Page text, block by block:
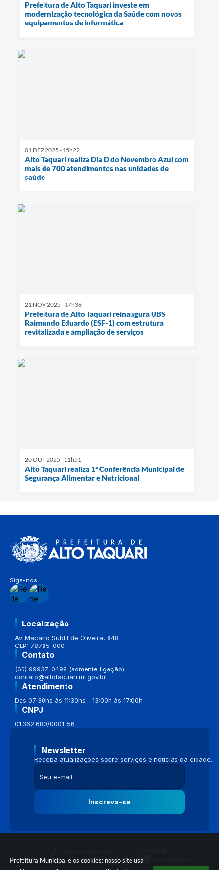
Prefeitura Municipal e os cookies: nosso site usa
Prefeitura de Alto Taquari investe em
modernização tecnológica da Saúde com novos
equipamentos de informática
01 DEZ 2025 - 15h22
Alto Taquari realiza Dia D do Novembro Azul com
mais de 700 atendimentos nas unidades de
saúde
21 NOV 2025 - 17h38
Prefeitura de Alto Taquari reinaugura UBS
Raimundo Eduardo (ESF-1) com estrutura
revitalizada e ampliação de serviços
20 OUT 2025 - 11h51
Alto Taquari realiza 1ª Conferência Municipal de
Segurança Alimentar e Nutricional
Siga-nos
Localização
Av. Macario Subtil de Oliveira, 848
CEP: 78785-000
Contato
(66) 99937-0499 (somente ligação)
contato@altotaquari.mt.gov.br
Atendimento
Das 07:30hs às 11:30hs - 13:00h às 17:00h
CNPJ
01.362.680/0001-56
Newsletter
Receba atualizações sobre serviços e notícias da cidade.
Inscreva-se
Portal atualizado em:04/08/2026 16:58